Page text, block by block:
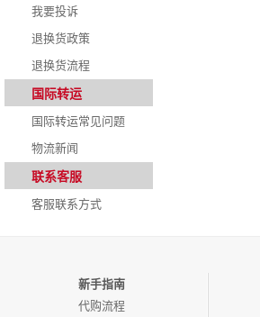
我要投诉
退换货政策
退换货流程
国际转运
国际转运常见问题
物流新闻
联系客服
客服联系方式
新手指南
代购流程